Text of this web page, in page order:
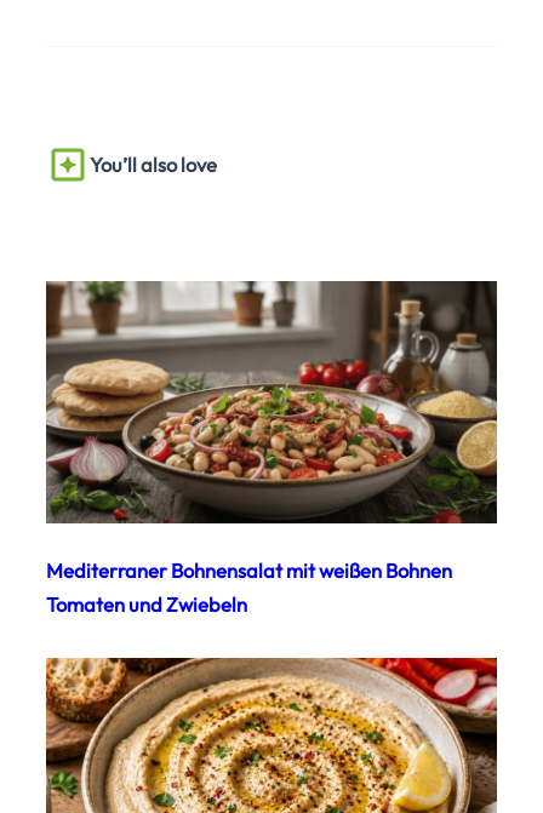
You’ll also love
Mediterraner Bohnensalat mit weißen Bohnen
Tomaten und Zwiebeln